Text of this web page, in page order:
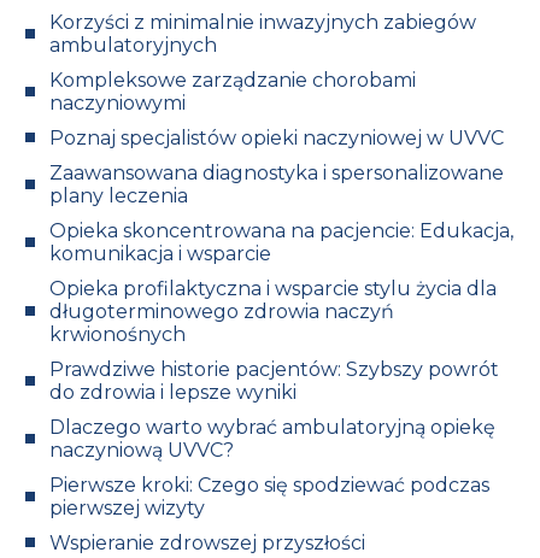
Korzyści z minimalnie inwazyjnych zabiegów
ambulatoryjnych
Kompleksowe zarządzanie chorobami
naczyniowymi
Poznaj specjalistów opieki naczyniowej w UVVC
Zaawansowana diagnostyka i spersonalizowane
plany leczenia
Opieka skoncentrowana na pacjencie: Edukacja,
komunikacja i wsparcie
Opieka profilaktyczna i wsparcie stylu życia dla
długoterminowego zdrowia naczyń
krwionośnych
Prawdziwe historie pacjentów: Szybszy powrót
do zdrowia i lepsze wyniki
Dlaczego warto wybrać ambulatoryjną opiekę
naczyniową UVVC?
Pierwsze kroki: Czego się spodziewać podczas
pierwszej wizyty
Wspieranie zdrowszej przyszłości